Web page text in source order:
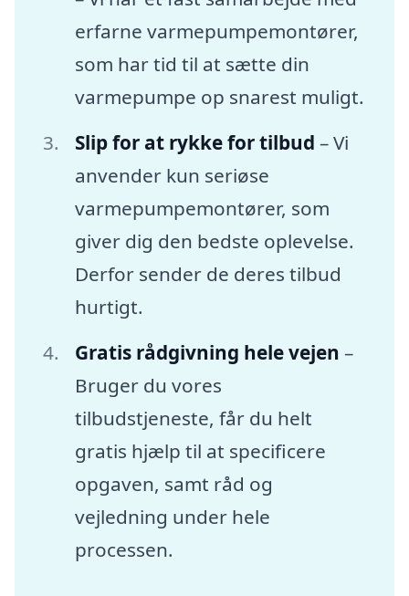
erfarne varmepumpemontører,
som har tid til at sætte din
varmepumpe op snarest muligt.
Slip for at rykke for tilbud – Vi
anvender kun seriøse
varmepumpemontører, som
giver dig den bedste oplevelse.
Derfor sender de deres tilbud
hurtigt.
Gratis rådgivning hele vejen –
Bruger du vores
tilbudstjeneste, får du helt
gratis hjælp til at specificere
opgaven, samt råd og
vejledning under hele
processen.